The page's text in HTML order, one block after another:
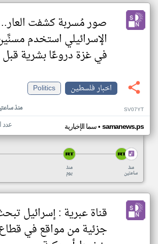
صور مُسربة كشفت
الإسرائيلي استخدم
في غزة دروعًا بشرية قبل
اخبار فلسطين
Politics
منذ SV07YT
سما الإخبارية• samanews.ps عدد
منذ
يوم
منذ
ساعتين
قناة عبرية : إسرائيل
جزئية من مواقع في